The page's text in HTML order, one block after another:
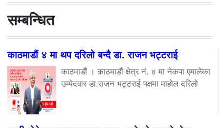
सम्बन्धित
काठमाडौं ४ मा थप दरिलो बन्दै डा. राजन भट्टराई
काठमाडौं । काठमाडौं क्षेत्र नं. ४ मा नेकपा एमालेका
उम्मेदवार डा.राजन भट्टराई पक्षमा माहोल दरिलो